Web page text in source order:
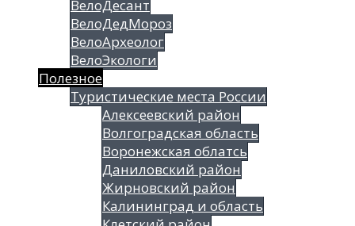
ВелоДесант
ВелоДедМороз
ВелоАрхеолог
ВелоЭкологи
Полезное
Туристические места России
Алексеевский район
Волгоградская облаcть
Воронежская облатсь
Даниловский район
Жирновский район
Калининград и область